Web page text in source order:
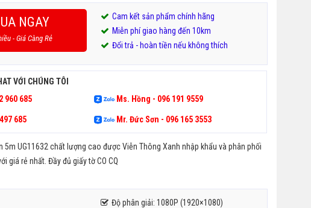
NGAY
- Giá Càng Rẻ
Cam kết sản phẩm chính hãng
Miễn phí giao hàng đến 10km
Đổi trả - hoàn tiền nếu không thích
VỚI CHÚNG TÔI
960 685
Ms. Hồng - 096 191 9559
685 Mr. Đức Sơn - 096 165 3553
5m UG11632 chất lượng cao được Viễn Thông Xanh nhập khẩu và phân phối
giá rẻ nhất. Đầy đủ giấy tờ CO CQ
Độ phân giải: 1080P (1920×1080)